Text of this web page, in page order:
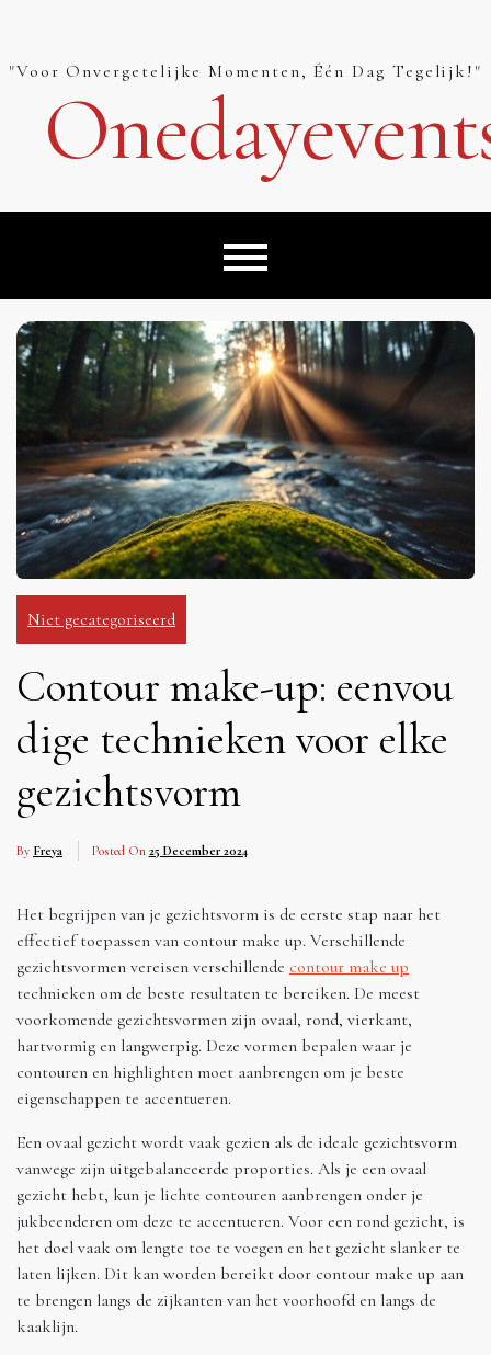
content
"Voor Onvergetelijke Momenten, Één Dag Tegelijk!"
Niet gecategoriseerd
Contour make-up: eenvou
dige technieken voor elke
gezichtsvorm
By Freya Posted On 25 December 2024
Het begrijpen van je gezichtsvorm is de eerste stap naar het
effectief toepassen van contour make up. Verschillende
gezichtsvormen vereisen verschillende contour make up
technieken om de beste resultaten te bereiken. De meest
voorkomende gezichtsvormen zijn ovaal, rond, vierkant,
hartvormig en langwerpig. Deze vormen bepalen waar je
contouren en highlighten moet aanbrengen om je beste
eigenschappen te accentueren.
Een ovaal gezicht wordt vaak gezien als de ideale gezichtsvorm
vanwege zijn uitgebalanceerde proporties. Als je een ovaal
gezicht hebt, kun je lichte contouren aanbrengen onder je
jukbeenderen om deze te accentueren. Voor een rond gezicht, is
het doel vaak om lengte toe te voegen en het gezicht slanker te
laten lijken. Dit kan worden bereikt door contour make up aan
te brengen langs de zijkanten van het voorhoofd en langs de
kaaklijn.